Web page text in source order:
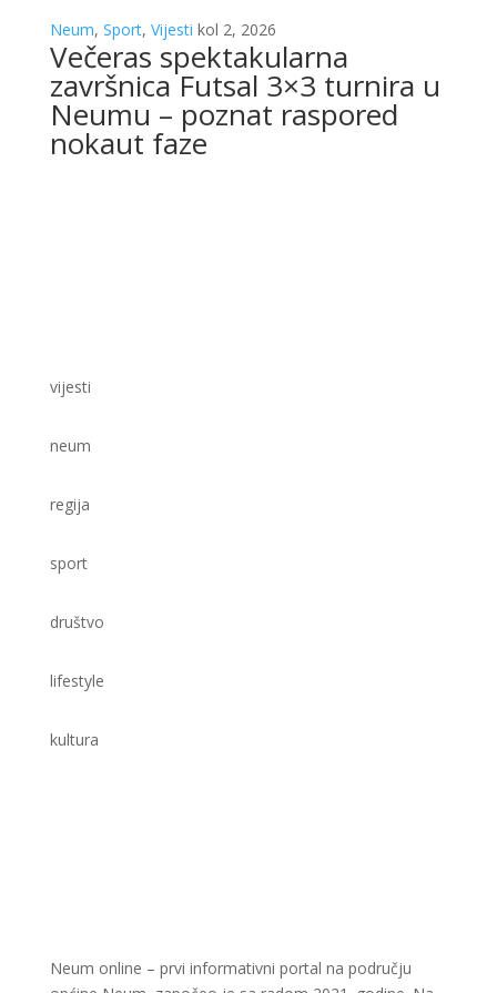
Neum, Sport, Vijesti kol 2, 2026
Večeras spektakularna
završnica Futsal 3×3 turnira u
Neumu – poznat raspored
nokaut faze
vijesti
neum
regija
sport
društvo
lifestyle
kultura
Neum online – prvi informativni portal na području